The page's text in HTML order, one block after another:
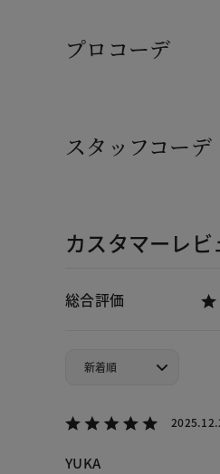
プロコーデ
スタッフコーデ
カスタマーレビ
総合評価
YUKA